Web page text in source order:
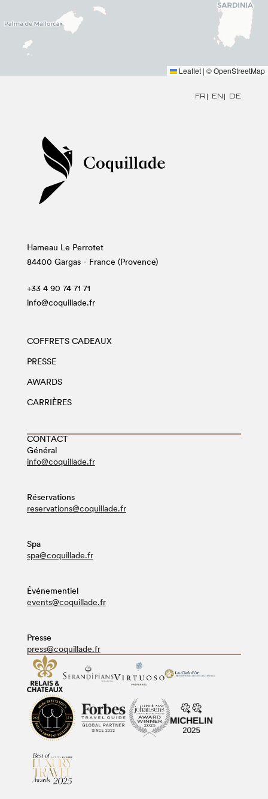
Leaflet | ©OpenStreetMap
FR EN DE
Hameau Le Perrotet
84400 Gargas - France (Provence)
+33 4 90 74 71 71
info@coquillade.fr
COFFRETS CADEAUX
PRESSE
AWARDS
CARRIÈRES
CONTACT
Général
info@coquillade.fr
Réservations
reservations@coquillade.fr
Spa
spa@coquillade.fr
Événementiel
events@coquillade.fr
Presse
press@coquillade.fr